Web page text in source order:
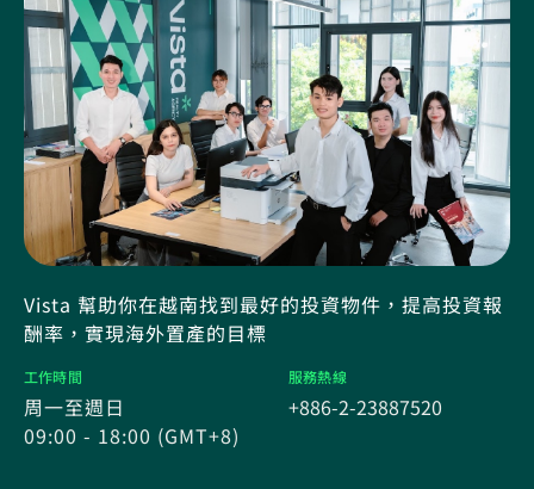
Vista 幫助你在越南找到最好的投資物件，提高投資報
酬率，實現海外置產的目標
工作時間
周一至週日
09:00 - 18:00 (GMT+8)
服務熱線
+886-2-23887520